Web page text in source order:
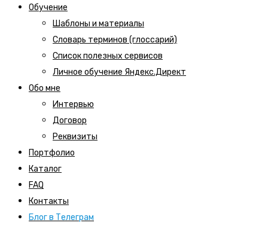
Обучение
Шаблоны и материалы
Словарь терминов (глоссарий)
Список полезных сервисов
Личное обучение Яндекс.Директ
Обо мне
Интервью
Договор
Реквизиты
Портфолио
Каталог
FAQ
Контакты
Блог в Телеграм